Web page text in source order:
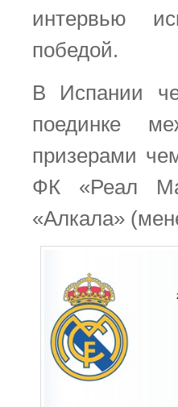
интервью
победой.
В Испании
поединке
призерами
ФК «Реал
«Алкала»